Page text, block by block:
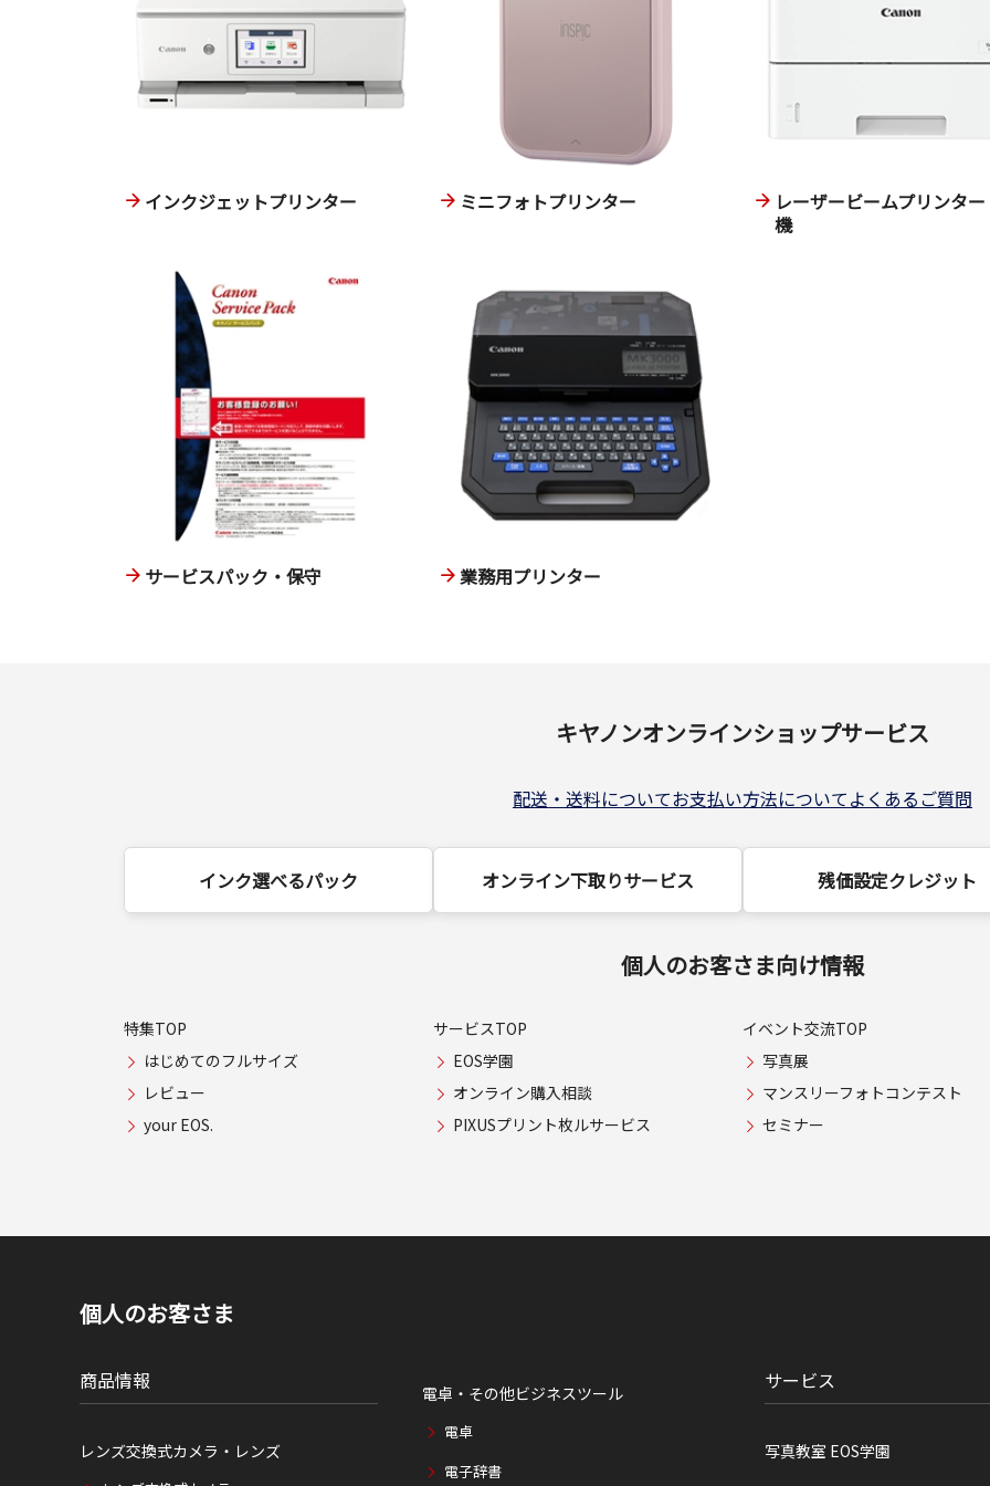
インクジェットプリンター ミニフォトプリンター
レーザービームプリンタ
機
サービスパック・保守 業務用プリンター
キヤノンオンラインショップサービス
配送・送料についてお支払い方法についてよくあるご質問
インク選べるパック オンライン下取りサービス 残価設定クレジット
個人のお客さま向け情報
特集TOP
はじめてのフルサイズ
レビュー
your EOS.
サービスTOP
EOS学園
オンライン購入相談
PIXUSプリント枚ルサービス
イベント交流TOP
写真展
マンスリーフォトコンテスト
セミナー
個人のお客さま
商品情報
レンズ交換式カメラ・レンズ
電卓・その他ビジネスツール
電卓
電子辞書
サービス
写真教室 EOS学園